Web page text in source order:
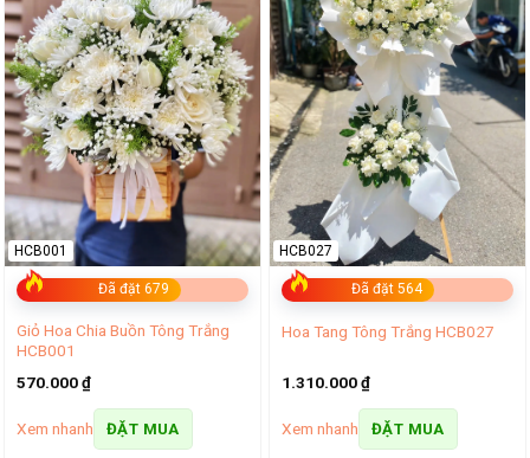
Đã đặt 679
HCB001
Giỏ Hoa Chia Buồn Tông Trắng
HCB001
570.000₫
Xem nhanh ĐẶT MUA
Đã đặt 564
HCB027
Hoa Tang Tông Trắng HCB027
1.310.000₫
Xem nhanh ĐẶT MUA